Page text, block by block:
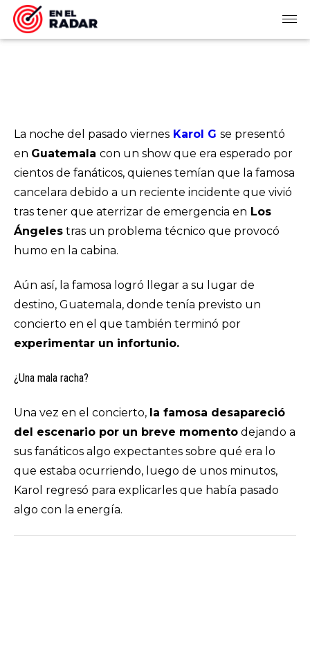
La noche del pasado viernes Karol G se presentó
en Guatemala con un show que era esperado por
cientos de fanáticos, quienes temían que la famosa
cancelara debido a un reciente incidente que vivió
tras tener que aterrizar de emergencia en Los
Ángeles tras un problema técnico que provocó
humo en la cabina.
Aún así, la famosa logró llegar a su lugar de
destino, Guatemala, donde tenía previsto un
concierto en el que también terminó por
experimentar un infortunio.
¿Una mala racha?
Una vez en el concierto, la famosa desapareció
del escenario por un breve momento dejando a
sus fanáticos algo expectantes sobre qué era lo
que estaba ocurriendo, luego de unos minutos,
Karol regresó para explicarles que había pasado
algo con la energía.